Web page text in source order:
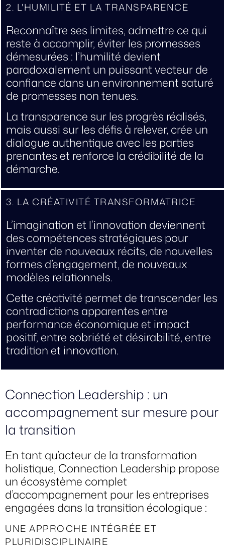
2. L'HUMILITÉ ET LA TRANSPARENCE
Reconnaître ses limites, admettre ce qui
reste à accomplir, éviter les promesses
démesurées : l’humilité devient
paradoxalement un puissant vecteur de
confiance dans un environnement saturé
de promesses non tenues.
La transparence sur les progrès réalisés,
mais aussi sur les défis à relever, crée un
dialogue authentique avec les parties
prenantes et renforce la crédibilité de la
démarche.
3. LA CRÉATIVITÉ TRANSFORMATRICE
L’imagination et l’innovation deviennent
des compétences stratégiques pour
inventer de nouveaux récits, de nouvelles
formes d’engagement, de nouveaux
modèles relationnels.
Cette créativité permet de transcender les
contradictions apparentes entre
performance économique et impact
positif, entre sobriété et désirabilité, entre
tradition et innovation.
Connection Leadership : un
accompagnement sur mesure pour
la transition
En tant qu’acteur de la transformation
holistique, Connection Leadership propose
un écosystème complet
d’accompagnement pour les entreprises
engagées dans la transition écologique :
UNE APPROCHE INTÉGRÉE ET
PLURIDISCIPLINAIRE